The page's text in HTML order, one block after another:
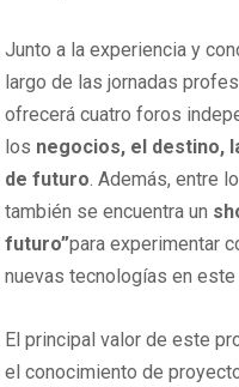
Junto a la experiencia y
largo de las jornadas
ofrecerá cuatro foros
los negocios, el destino,
de futuro. Además, entre
también se encuentra un
futuro”para experimentar
nuevas tecnologías en este
El principal valor de este
el conocimiento de